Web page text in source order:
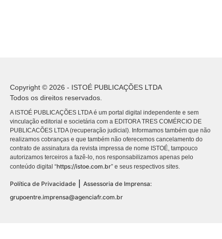
Copyright © 2026 - ISTOÉ PUBLICAÇÕES LTDA
Todos os direitos reservados.
A ISTOÉ PUBLICAÇÕES LTDA é um portal digital independente e sem
vinculação editorial e societária com a EDITORA TRES COMÉRCIO DE
PUBLICACÕES LTDA (recuperação judicial). Informamos também que não
realizamos cobranças e que também não oferecemos cancelamento do
contrato de assinatura da revista impressa de nome ISTOÉ, tampouco
autorizamos terceiros a fazê-lo, nos responsabilizamos apenas pelo
conteúdo digital “https://istoe.com.br” e seus respectivos sites.
Política de Privacidade
Assessoria de Imprensa:
grupoentre.imprensa@agenciafr.com.br